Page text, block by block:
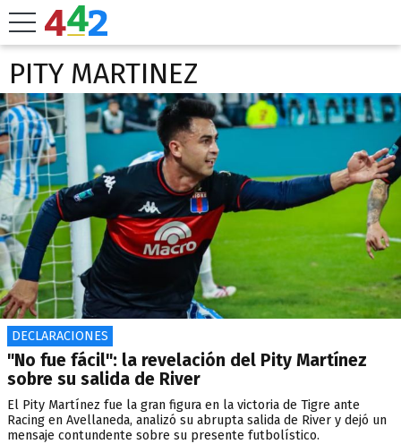
PITY MARTINEZ
DECLARACIONES
"No fue fácil": la revelación del Pity Martínez
sobre su salida de River
El Pity Martínez fue la gran figura en la victoria de Tigre ante
Racing en Avellaneda, analizó su abrupta salida de River y dejó un
mensaje contundente sobre su presente futbolístico.